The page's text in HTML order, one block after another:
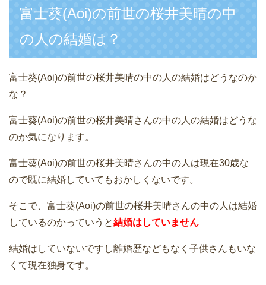
富士葵(Aoi)の前世の桜井美晴の中
の人の結婚は？
富士葵(Aoi)の前世の桜井美晴の中の人の結婚はどうなのか
な？
富士葵(Aoi)の前世の桜井美晴さんの中の人の結婚はどうな
のか気になります。
富士葵(Aoi)の前世の桜井美晴さんの中の人は現在30歳な
ので既に結婚していてもおかしくないです。
そこで、富士葵(Aoi)の前世の桜井美晴さんの中の人は結婚
しているのかっていうと結婚はしていません
結婚はしていないですし離婚歴などもなく子供さんもいな
くて現在独身です。